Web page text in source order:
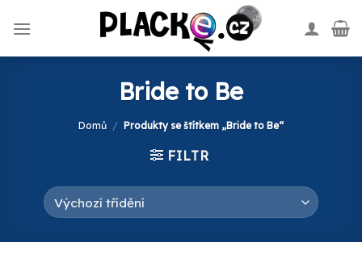
Bride to Be
Domů / Produkty se štítkem „Bride to Be“
FILTR